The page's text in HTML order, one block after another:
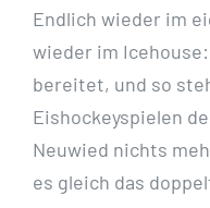
Endlich wieder im
wieder im
bereitet, und so
Eishockeyspielen
Neuwied nichts
es gleich das